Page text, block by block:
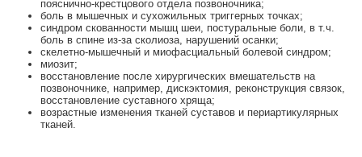
пояснично-крестцового отдела позвоночника;
боль в мышечных и сухожильных триггерных точках;
синдром скованности мышц шеи, постуральные боли, в т.ч.
боль в спине из-за сколиоза, нарушений осанки;
скелетно-мышечный и миофасциальный болевой синдром;
миозит;
восстановление после хирургических вмешательств на
позвоночнике, например, дискэктомия, реконструкция связок,
восстановление суставного хряща;
возрастные изменения тканей суставов и периартикулярных
тканей.